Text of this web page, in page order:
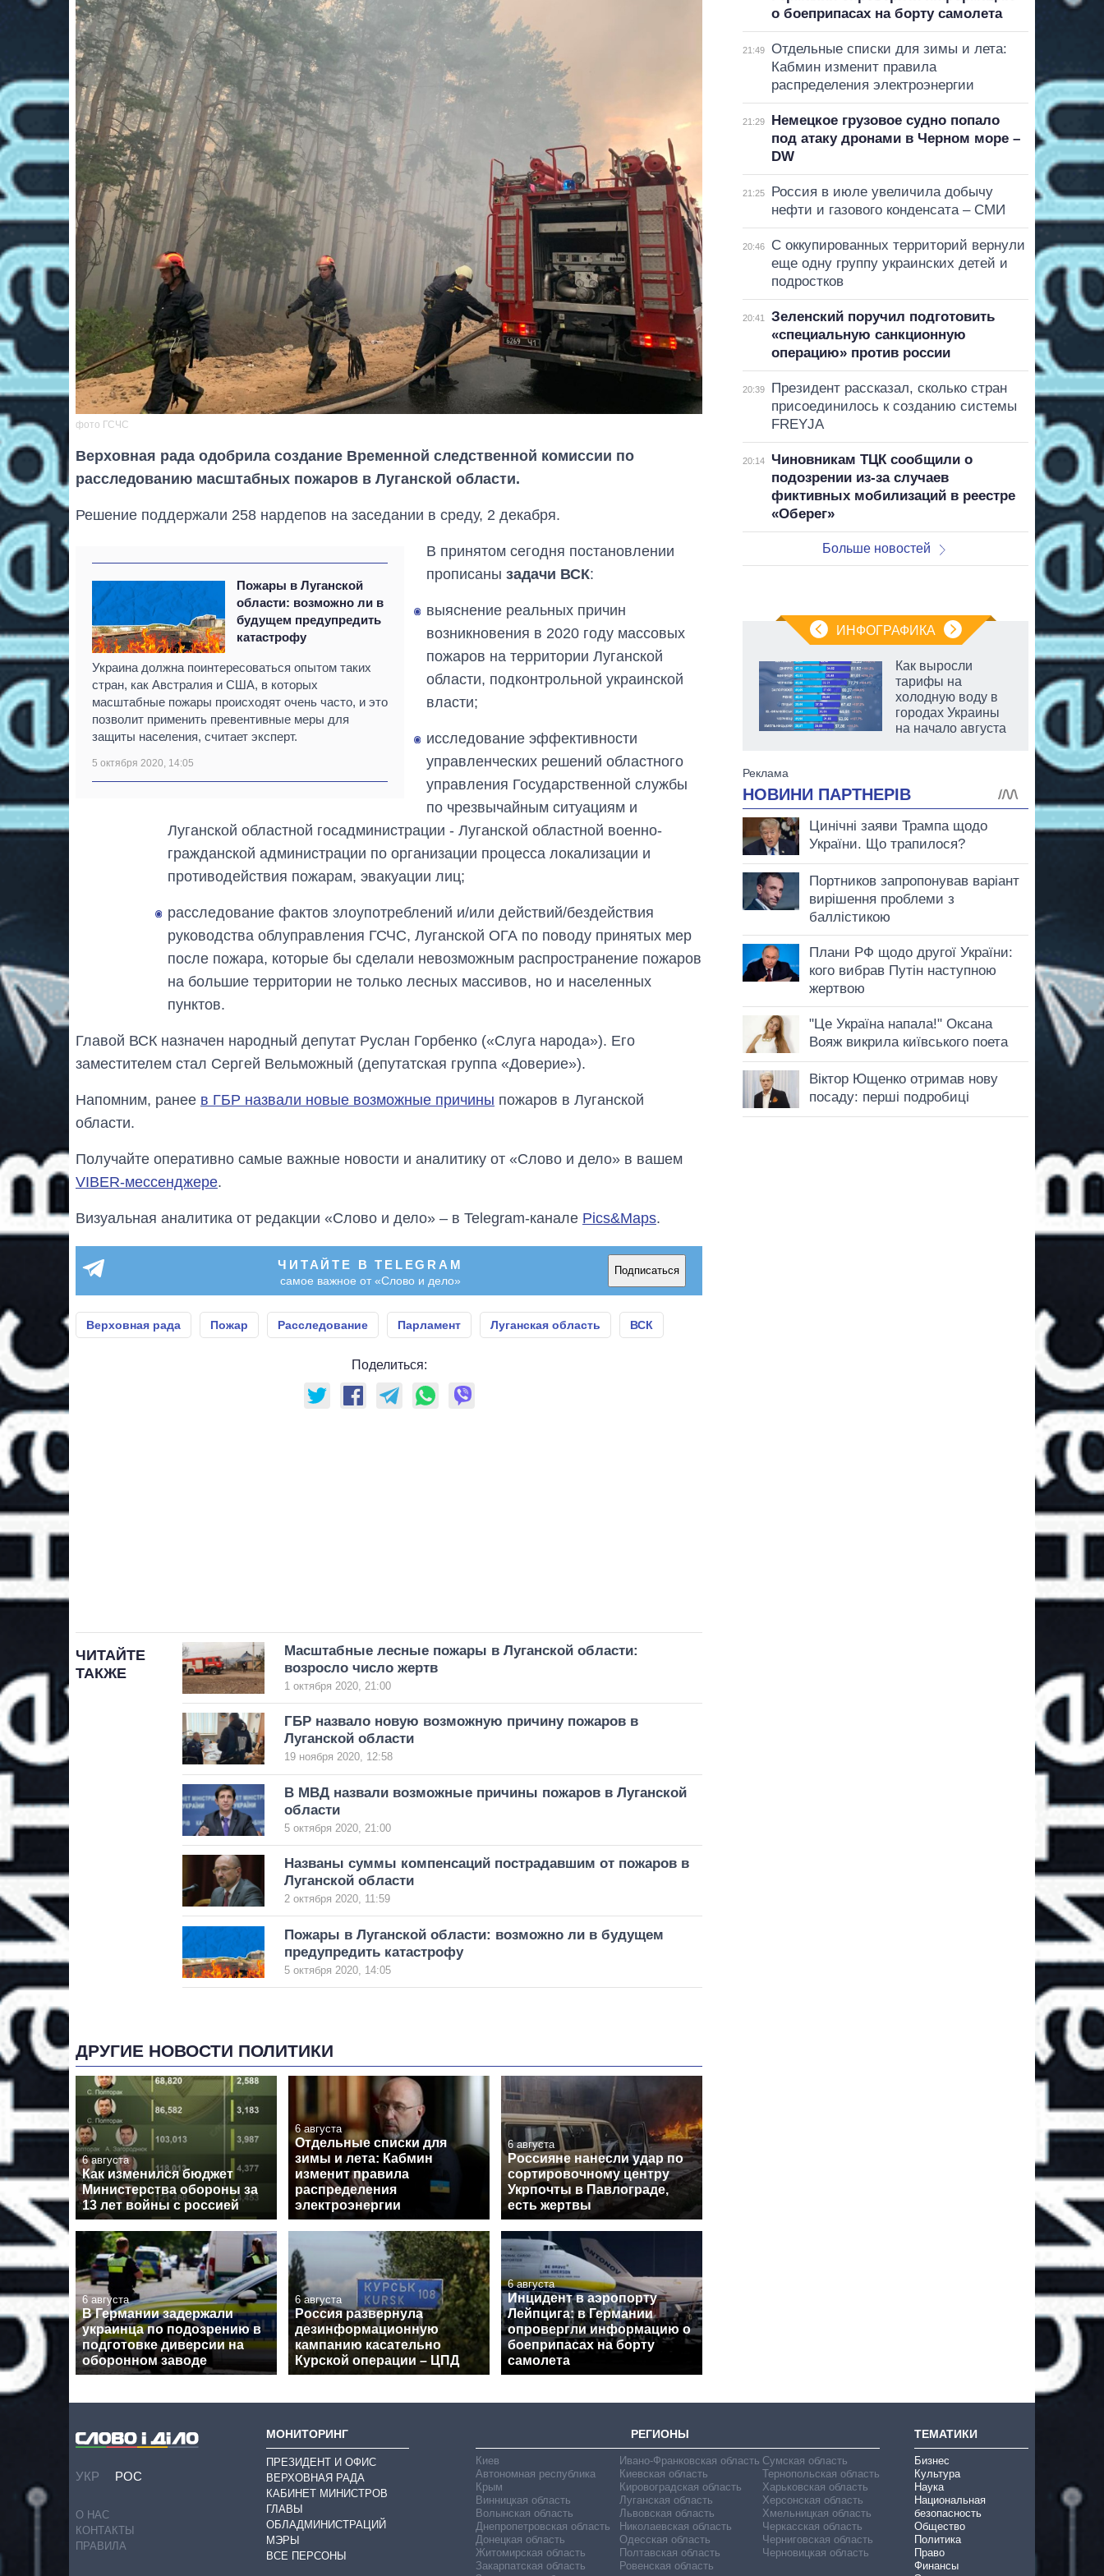
фото ГСЧС
Верховная рада одобрила создание Временной следственной комиссии по
расследованию масштабных пожаров в Луганской области.
Решение поддержали 258 нардепов на заседании в среду, 2 декабря.
Пожары в Луганской
области: возможно ли в
будущем предупредить
катастрофу
Украина должна поинтересоваться опытом таких
стран, как Австралия и США, в которых
масштабные пожары происходят очень часто, и это
позволит применить превентивные меры для
защиты населения, считает эксперт.
5 октября 2020, 14:05
В принятом сегодня постановлении
прописанызадачи ВСК:
выяснение реальных причин
возникновения в 2020 году массовых
пожаров на территории Луганской
области, подконтрольной украинской
власти;
исследование эффективности
управленческих решений областного
управления Государственной службы
по чрезвычайным ситуациям и
Луганской областной госадминистрации - Луганской областной военно-
гражданской администрации по организации процесса локализации и
противодействия пожарам, эвакуации лиц;
расследование фактов злоупотреблений и/или действий/бездействия
руководства облуправления ГСЧС, Луганской ОГА по поводу принятых мер
после пожара, которые бы сделали невозможным распространение пожаров
на большие территории не только лесных массивов, но и населенных
пунктов.
Главой ВСК назначен народный депутат Руслан Горбенко («Слуга народа»). Его
заместителем стал Сергей Вельможный (депутатская группа «Доверие»).
Напомним, ранее в ГБР назвали новые возможные причины пожаров в Луганской
области.
Получайте оперативно самые важные новости и аналитику от «Слово и дело» в вашем
VIBER-мессенджере.
Визуальная аналитика от редакции «Слово и дело» – в Telegram-канале Pics&Maps.
ЧИТАЙТЕ В TELEGRAM
самое важное от «Слово и дело»
Подписаться
Верховная рада Пожар Расследование Парламент Луганская область ВСК
Поделиться:
ЧИТАЙТЕ
ТАКЖЕ
Масштабные лесные пожары в Луганской области:
возросло число жертв
1 октября 2020, 21:00
ГБР назвало новую возможную причину пожаров в
Луганской области
19 ноября 2020, 12:58
В МВД назвали возможные причины пожаров в Луганской
области
5 октября 2020, 21:00
Названы суммы компенсаций пострадавшим от пожаров в
Луганской области
2 октября 2020, 11:59
Пожары в Луганской области: возможно ли в будущем
предупредить катастрофу
5 октября 2020, 14:05
ДРУГИЕ НОВОСТИ ПОЛИТИКИ
6 августа
Как изменился бюджет
Министерства обороны за
13 лет войны с россией
6 августа
Отдельные списки для
зимы и лета: Кабмин
изменит правила
распределения
электроэнергии
6 августа
Россияне нанесли удар по
сортировочному центру
Укрпочты в Павлограде,
есть жертвы
6 августа
В Германии задержали
украинца по подозрению в
подготовке диверсии на
оборонном заводе
6 августа
Россия развернула
дезинформационную
кампанию касательно
Курской операции – ЦПД
6 августа
Инцидент в аэропорту
Лейпцига: в Германии
опровергли информацию о
боеприпасах на борту
самолета
о боеприпасах на борту самолета
21:49
Отдельные списки для зимы и лета:
Кабмин изменит правила
распределения электроэнергии
21:29
Немецкое грузовое судно попало
под атаку дронами в Черном море –
DW
21:25
Россия в июле увеличила добычу
нефти и газового конденсата – СМИ
20:46
С оккупированных территорий вернули
еще одну группу украинских детей и
подростков
20:41
Зеленский поручил подготовить
«специальную санкционную
операцию» против россии
20:39
Президент рассказал, сколько стран
присоединилось к созданию системы
FREYJA
20:14
Чиновникам ТЦК сообщили о
подозрении из-за случаев
фиктивных мобилизаций в реестре
«Оберег»
Больше новостей
ИНФОГРАФИКА
Как за 10 лет
изменилось
магистратуру и
аспирантуру
Как выросли
тарифы на
холодную воду в
городах Украины
на начало августа
УКР РОС
О НАС
КОНТАКТЫ
ПРАВИЛА
МОНИТОРИНГ
ПРЕЗИДЕНТ И ОФИС
ВЕРХОВНАЯ РАДА
КАБИНЕТ МИНИСТРОВ
ГЛАВЫ
ОБЛАДМИНИСТРАЦИЙ
МЭРЫ
ВСЕ ПЕРСОНЫ
РЕГИОНЫ
Киев
Автономная республика
Крым
Винницкая область
Волынская область
Днепропетровская область
Донецкая область
Житомирская область
Закарпатская область
Ивано-Франковская область
Киевская область
Кировоградская область
Луганская область
Львовская область
Николаевская область
Одесская область
Полтавская область
Ровенская область
Сумская область
Тернопольская область
Харьковская область
Херсонская область
Хмельницкая область
Черкасская область
Черниговская область
Черновицкая область
ТЕМАТИКИ
Бизнес
Культура
Наука
Национальная
безопасность
Общество
Политика
Право
Финансы